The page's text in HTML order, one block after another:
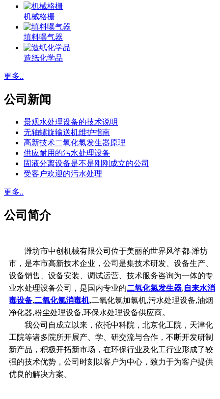
机械格栅
填料曝气器
造纸化学品
更多..
公司新闻
景观水处理设备的技术说明
无轴螺旋输送机维护指南
高新技术二氧化氯发生器原理
供应耐用的污水处理设备
固液分离设备是不是刚刚成立的公司
受客户欢迎的污水处理
更多..
公司简介
潍坊市中创机械有限公司位于美丽的世界风筝都-潍坊
市，是本市高新技术企业，公司是集技术研发、设备生产、
设备销售、设备安装、调试运营、技术服务咨询为一体的专
业水处理设备公司，是国内专业的二氧化氯发生器,自来水消
毒设备,二氧化氯消毒机,二氧化氯加氯机,污水处理设备,油烟
净化器,粉尘处理设备,环保水处理设备供应商。
我公司自成立以来，依托中科院，北京化工院，天津化
工院等诸多院所开展产、学、研交流与合作，不断开发研制
新产品，积极开拓新市场，在环保行业及化工行业形成了较
强的技术优势，公司时刻以客户为中心，致力于为客户提供
优良的解决方案。